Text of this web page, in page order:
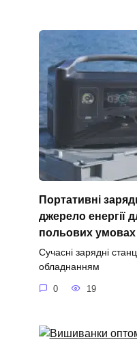
Портативні
джерело енергії
польових умовах
Сучасні зарядні
обладнанням
0 19